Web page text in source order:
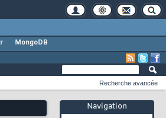
MongoDB
Navigation
Recherche avancée